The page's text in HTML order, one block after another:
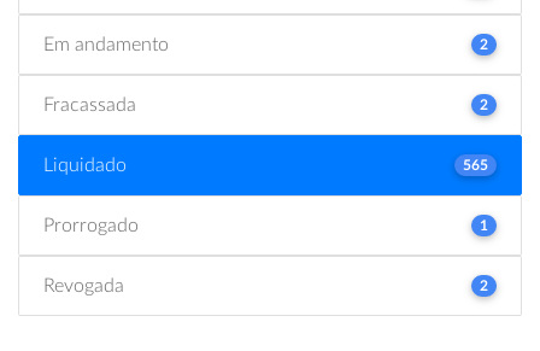
Em andamento 2
Fracassada 2
Liquidado 565
Prorrogado 1
Revogada 2